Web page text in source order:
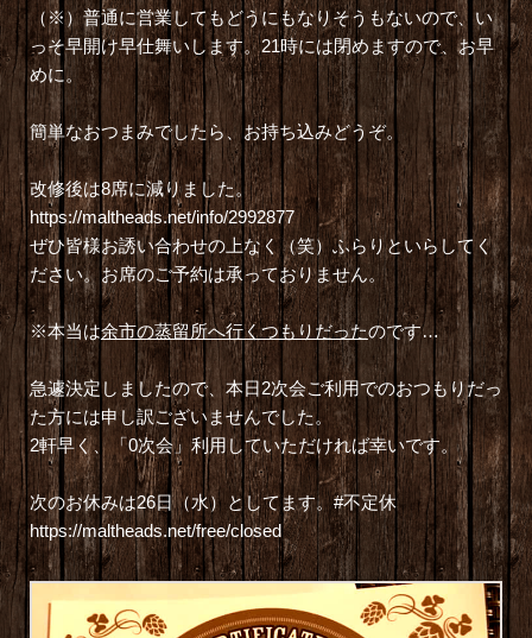
（※）普通に営業してもどうにもなりそうもないので、い
っそ早開け早仕舞いします。21時には閉めますので、お早
めに。
簡単なおつまみでしたら、お持ち込みどうぞ。
改修後は8席に減りました。
https://maltheads.net/info/2992877
ぜひ皆様お誘い合わせの上なく（笑）ふらりといらしてく
ださい。お席のご予約は承っておりません。
※本当は余市の蒸留所へ行くつもりだったのです…
急遽決定しましたので、本日2次会ご利用でのおつもりだっ
た方には申し訳ございませんでした。
2軒早く、「0次会」利用していただければ幸いです。
次のお休みは26日（水）としてます。#不定休
https://maltheads.net/free/closed